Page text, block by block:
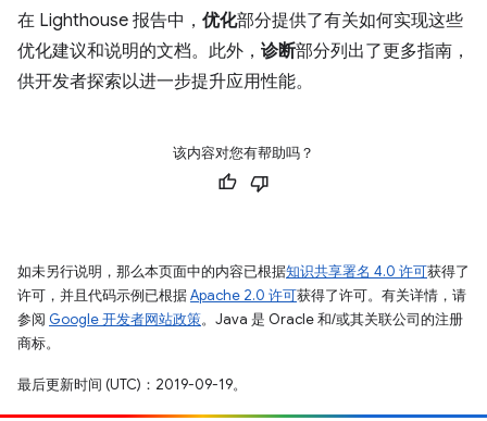
在 Lighthouse 报告中， 优化部分提供了有关如何实现这些
优化建议和说明的文档。此外， 诊断部分列出了更多指南，
供开发者探索以进一步提升应用性能。
该内容对您有帮助吗？
如未另行说明，那么本页面中的内容已根据知识共享署名 4.0 许可获得了
许可，并且代码示例已根据Apache 2.0 许可获得了许可。有关详情，请
参阅 Google 开发者网站政策。Java 是 Oracle 和/或其关联公司的注册
商标。
最后更新时间 (UTC)：2019-09-19。